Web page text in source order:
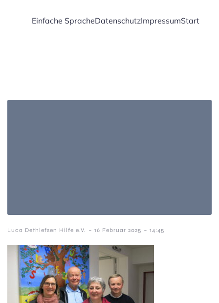
Einfache SpracheDatenschutzImpressumStart
Luca Dethlefsen Hilfe e.V. - 16 Februar 2025 - 14:45